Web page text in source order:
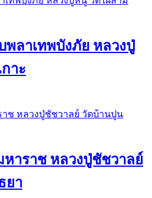
ลาเทพบังภัย หลวงปู่
าะ
หาราช หลวงปู่ชัชวาลย์
ยา